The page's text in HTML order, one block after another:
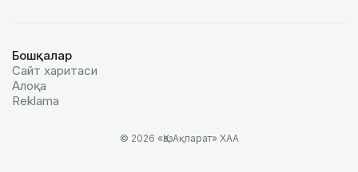
Бошқалар
Сайт харитаси
Алоқа
Reklamа
© 2026 «ҚазАқпарат» ХАА